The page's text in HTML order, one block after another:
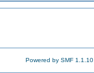
Powered by SMF 1.1.10